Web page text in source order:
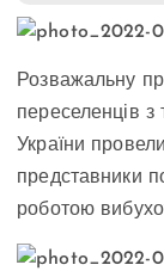
Розважальну
переселенців з
України
представники
роботою